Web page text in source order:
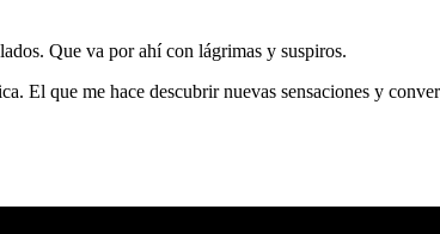
Que va por ahí con lágrimas y suspiros.
El que me hace descubrir nuevas sensaciones y